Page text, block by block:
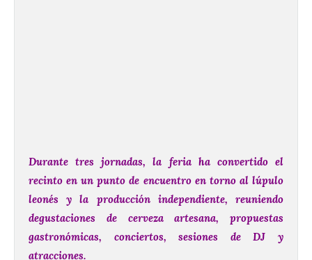
Durante tres jornadas, la feria ha convertido el
recinto en un punto de encuentro en torno al lúpulo
leonés y la producción independiente, reuniendo
degustaciones de cerveza artesana, propuestas
gastronómicas, conciertos, sesiones de DJ y
atracciones.